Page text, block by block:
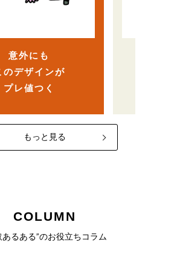
意外にも
のデザインが
プレ値つく
ら、
もっと見る
COLUMN
あるある”のお役立ちコラム